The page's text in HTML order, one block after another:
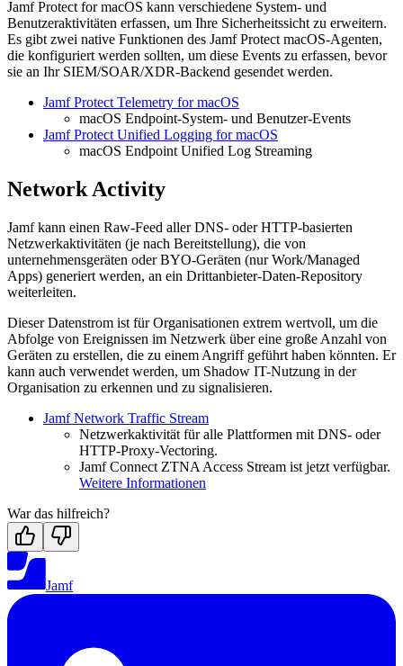
Jamf Protect for macOS kann verschiedene System- und
Benutzeraktivitäten erfassen, um Ihre Sicherheitssicht zu erweitern.
Es gibt zwei native Funktionen des Jamf Protect macOS-Agenten,
die konfiguriert werden sollten, um diese Events zu erfassen, bevor
sie an Ihr SIEM/SOAR/XDR-Backend gesendet werden.
Jamf Protect Telemetry for macOS
macOS Endpoint-System- und Benutzer-Events
Jamf Protect Unified Logging for macOS
macOS Endpoint Unified Log Streaming
Network Activity
Jamf kann einen Raw-Feed aller DNS- oder HTTP-basierten
Netzwerkaktivitäten (je nach Bereitstellung), die von
unternehmensgeräten oder BYO-Geräten (nur Work/Managed
Apps) generiert werden, an ein Drittanbieter-Daten-Repository
weiterleiten.
Dieser Datenstrom ist für Organisationen extrem wertvoll, um die
Abfolge von Ereignissen im Netzwerk über eine große Anzahl von
Geräten zu erstellen, die zu einem Angriff geführt haben könnten. Er
kann auch verwendet werden, um Shadow IT-Nutzung in der
Organisation zu erkennen und zu signalisieren.
Jamf Network Traffic Stream
Netzwerkaktivität für alle Plattformen mit DNS- oder
HTTP-Proxy-Vectoring.
Jamf Connect ZTNA Access Stream ist jetzt verfügbar.
Weitere Informationen
War das hilfreich?
Jamf